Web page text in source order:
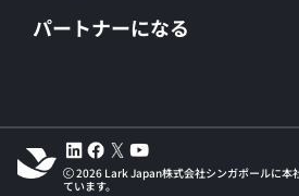
パートナーになる
2026 Lark Japan株式会社シンガポールに本
ています。